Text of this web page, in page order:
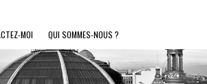
MOI QUI SOMMES-NOUS ?